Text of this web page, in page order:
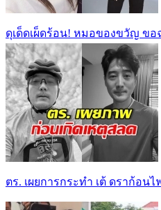
ดุเด็ดเผ็ดร้อน! หมอของขวัญ ข
ตร. เผยการกระทำ เต้ ดราก้อน